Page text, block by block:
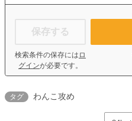
保存する
検索条件の保存には ロ
グインが必要です。
タグ わんこ攻め